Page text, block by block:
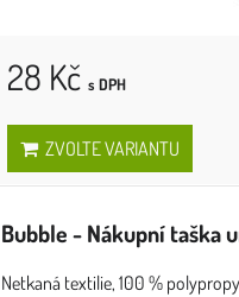
28 Kč s DPH
ZVOLTE VARIANTU
Bubble - Nákupní taška
Netkaná textilie, 100 %